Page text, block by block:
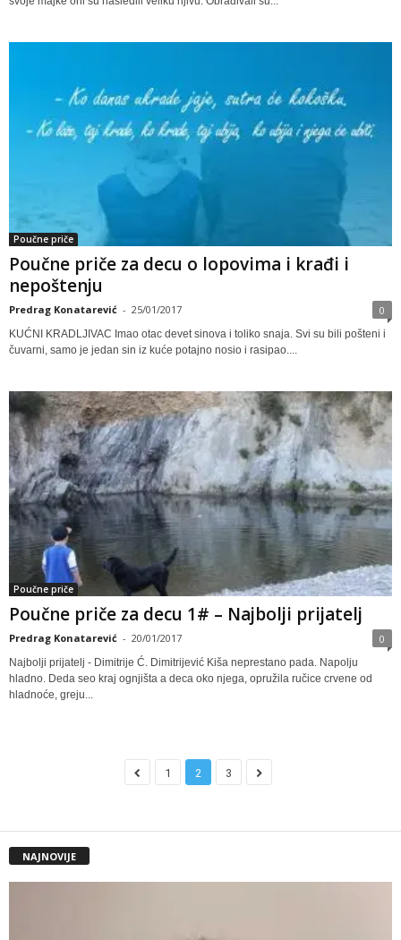
Poučne priče
Poučne priče za decu o lopovima i krađi i
nepoštenju
Predrag Konatarević - 25/01/2017 0
KUĆNI KRADLJIVAC Imao otac devet sinova i toliko snaja. Svi su bili pošteni i
čuvarni, samo je jedan sin iz kuće potajno nosio i rasipao....
Poučne priče
Poučne priče za decu 1# – Najbolji prijatelj
Predrag Konatarević - 20/01/2017 0
Najbolji prijatelj - Dimitrije Ć. Dimitrijević Kiša neprestano pada. Napolјu
hladno. Deda seo kraj ognjišta a deca oko njega, opružila ručice crvene od
hladnoće, greju...
1 2 3
NAJNOVIJE